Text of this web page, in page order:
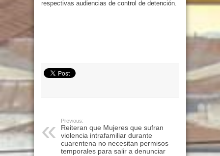
respectivas audiencias de control de detención.
Previous:
Reiteran que Mujeres que sufran
violencia intrafamiliar durante
cuarentena no necesitan permisos
temporales para salir a denunciar